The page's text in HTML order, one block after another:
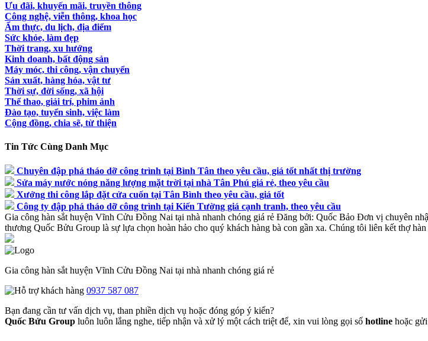
Ưu đãi, khuyến mãi, truyền thông
Công nghệ, viễn thông, khoa học
Ẩm thực, du lịch, địa điểm
Sức khỏe, làm đẹp
Thời trang, xu hướng
Kinh doanh, bất động sản
Máy móc, thi công, vận chuyển
Sản xuất, hàng hóa, vật tư
Thời sự, đời sống, xã hội
Thể thao, giải trí, phim ảnh
Đào tạo, tuyển sinh, việc làm
Cộng đồng, chia sẽ, từ thiện
Tin Tức Cùng Danh Mục
Chuyên đập phá tháo dỡ công trình tại Bình Tân theo yêu cầu, giá tốt nhất thị trường
Sửa máy nước nóng năng lượng mặt trời tại nhà Tân Phú giá rẻ, theo yêu cầu
Xưởng thi công lắp đặt cửa cuốn tại Tân Bình theo yêu cầu, giá tốt
Công ty đập phá tháo dỡ công trình tại Kiến Tường giá cạnh tranh, theo yêu cầu
Gia công hàn sắt huyện Vĩnh Cửu Đồng Nai tại nhà nhanh chóng giá rẻ Đăng bởi: Quốc Bảo Đơn vị chuyên
thương Quốc Bửu Group là sự lựa chọn hoàn hảo cho quý khách hàng bà con gần xa. Chúng tôi liên kết thợ
Gia công hàn sắt huyện Vĩnh Cửu Đồng Nai tại nhà nhanh chóng giá rẻ
0937 587 087
Bạn đang cần tư vấn dịch vụ, than phiền dịch vụ hoặc đóng góp ý kiến?
Quốc Bửu Group luôn luôn lắng nghe, tiếp nhận và xử lý một cách triệt để, xin vui lòng gọi số hotline hoặc gửi